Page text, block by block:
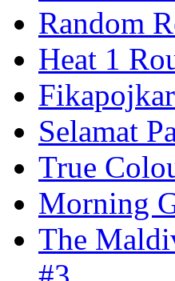
Random
Heat 1
Selamat
True
Morning
The